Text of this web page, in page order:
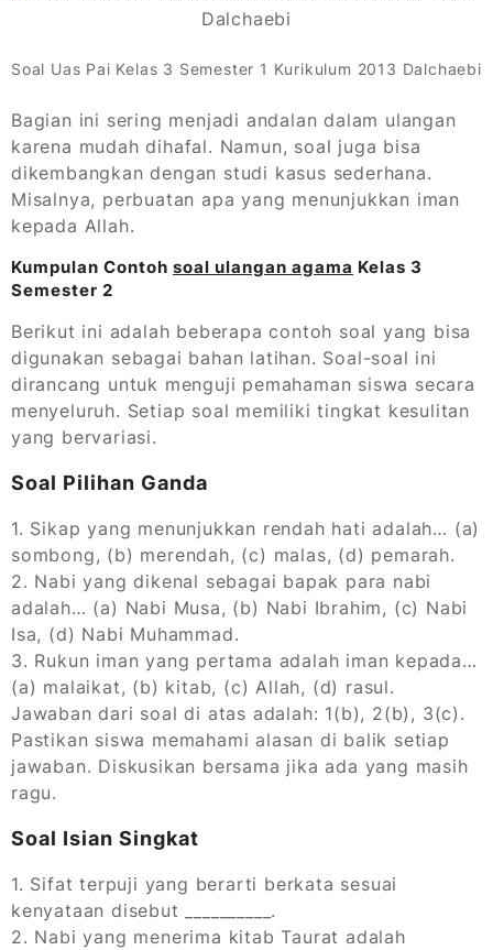
Soal Uas Pai Kelas 3 Semester 1 Kurikulum 2013 Dalchaebi
Bagian ini sering menjadi andalan dalam ulangan
karena mudah dihafal. Namun, soal juga bisa
dikembangkan dengan studi kasus sederhana.
Misalnya, perbuatan apa yang menunjukkan iman
kepada Allah.
Kumpulan Contoh soal ulangan agama Kelas 3
Semester 2
Berikut ini adalah beberapa contoh soal yang bisa
digunakan sebagai bahan latihan. Soal-soal ini
dirancang untuk menguji pemahaman siswa secara
menyeluruh. Setiap soal memiliki tingkat kesulitan
yang bervariasi.
Soal Pilihan Ganda
1. Sikap yang menunjukkan rendah hati adalah… (a)
sombong, (b) merendah, (c) malas, (d) pemarah.
2. Nabi yang dikenal sebagai bapak para nabi
adalah… (a) Nabi Musa, (b) Nabi Ibrahim, (c) Nabi
Isa, (d) Nabi Muhammad.
3. Rukun iman yang pertama adalah iman kepada…
(a) malaikat, (b) kitab, (c) Allah, (d) rasul.
Jawaban dari soal di atas adalah: 1(b), 2(b), 3(c).
Pastikan siswa memahami alasan di balik setiap
jawaban. Diskusikan bersama jika ada yang masih
ragu.
Soal Isian Singkat
1. Sifat terpuji yang berarti berkata sesuai
kenyataan disebut __________.
2. Nabi yang menerima kitab Taurat adalah